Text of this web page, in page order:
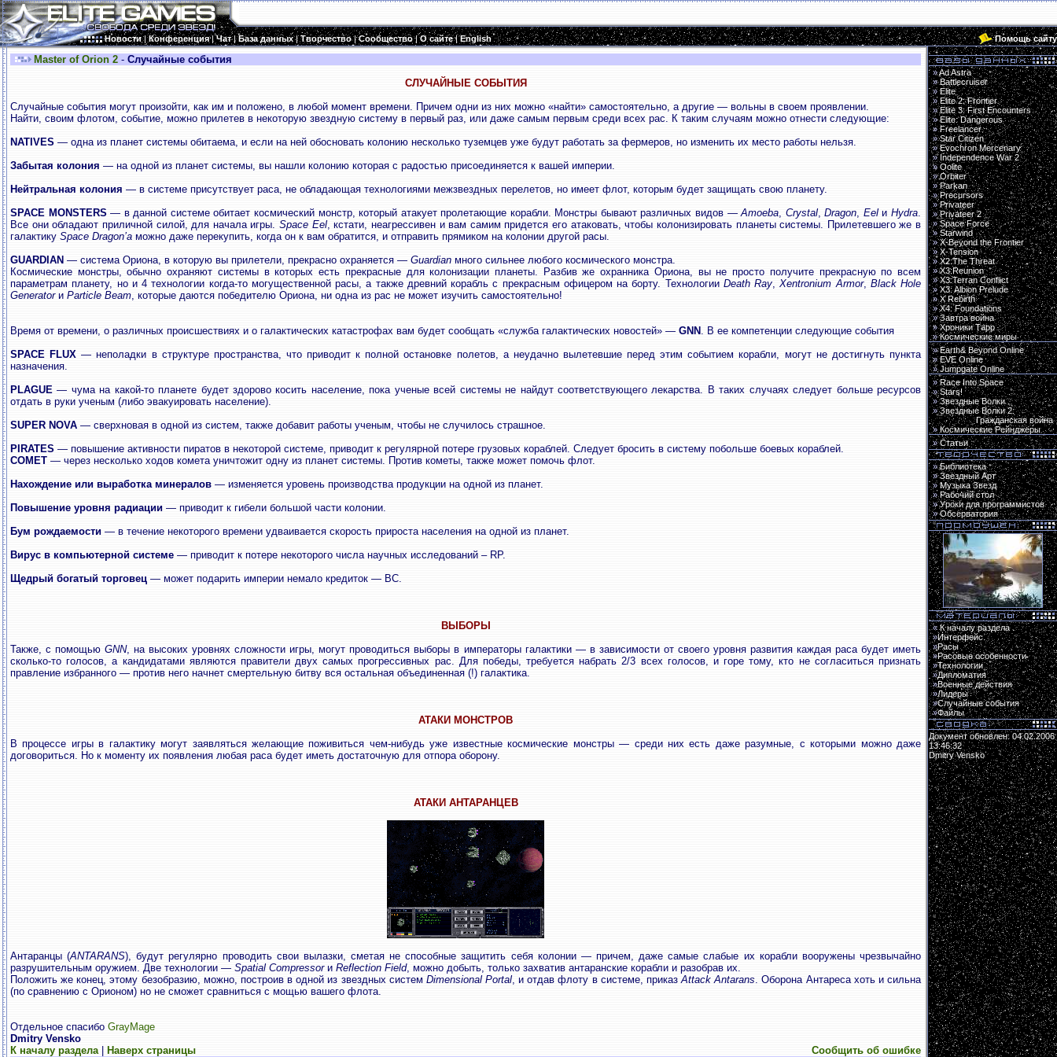
Новости|Конференция|Чат|База данных|Творчество|Сообщество|О сайте|English Помощь сайту
Master of Orion 2 - Случайные события
СЛУЧАЙНЫЕ СОБЫТИЯ
Случайные события могут произойти, как им и положено, в любой момент времени. Причем одни из них можно «найти» самостоятельно, а другие — вольны в своем проявлении.
Найти, своим флотом, событие, можно прилетев в некоторую звездную систему в первый раз, или даже самым первым среди всех рас. К таким случаям можно отнести следующие:
NATIVES — одна из планет системы обитаема, и если на ней обосновать колонию несколько туземцев уже будут работать за фермеров, но изменить их место работы нельзя.
Забытая колония — на одной из планет системы, вы нашли колонию которая с радостью присоединяется к вашей империи.
Нейтральная колония — в системе присутствует раса, не обладающая технологиями межзвездных перелетов, но имеет флот, которым будет защищать свою планету.
SPACE MONSTERS— в данной системе обитает космический монстр, который атакует пролетающие корабли. Монстры бывают различных видов —Amoeba, Crystal,Dragon, EelиHydra.
Все они обладают приличной силой, для начала игры. Space Eel, кстати, неагрессивен и вам самим придется его атаковать, чтобы колонизировать планеты системы. Прилетевшего же в
галактику Space Dragon’a можно даже перекупить, когда он к вам обратится, и отправить прямиком на колонии другой расы.
GUARDIAN — система Ориона, в которую вы прилетели, прекрасно охраняется — Guardian много сильнее любого космического монстра.
Космические монстры, обычно охраняют системы в которых есть прекрасные для колонизации планеты. Разбив же охранника Ориона, вы не просто получите прекрасную по всем
параметрам планету, но и 4 технологии когда-то могущественной расы, а также древний корабль с прекрасным офицером на борту. Технологии Death Ray,Xentronium Armor, Black Hole
Generatorи Particle Beam, которые даются победителю Ориона, ни одна из рас не может изучить самостоятельно!
Время от времени, о различных происшествиях и о галактических катастрофах вам будет сообщать «служба галактических новостей» — GNN . В ее компетенции следующие события
SPACE FLUX — неполадки в структуре пространства, что приводит к полной остановке полетов, а неудачно вылетевшие перед этим событием корабли, могут не достигнуть пункта
назначения.
PLAGUE — чума на какой-то планете будет здорово косить население, пока ученые всей системы не найдут соответствующего лекарства. В таких случаях следует больше ресурсов
отдать в руки ученым (либо эвакуировать население).
SUPER NOVA — сверхновая в одной из систем, также добавит работы ученым, чтобы не случилось страшное.
PIRATES — повышение активности пиратов в некоторой системе, приводит к регулярной потере грузовых кораблей. Следует бросить в систему побольше боевых кораблей.
COMET — через несколько ходов комета уничтожит одну из планет системы. Против кометы, также может помочь флот.
Нахождение или выработка минералов — изменяется уровень производства продукции на одной из планет.
Повышение уровня радиации — приводит к гибели большой части колонии.
Бум рождаемости — в течение некоторого времени удваивается скорость прироста населения на одной из планет.
Вирус в компьютерной системе — приводит к потере некоторого числа научных исследований – RP.
Щедрый богатый торговец — может подарить империи немало кредиток — BC.
ВЫБОРЫ
Также, с помощьюGNN, на высоких уровнях сложности игры, могут проводиться выборы в императоры галактики — в зависимости от своего уровня развития каждая раса будет иметь
сколько-то голосов, а кандидатами являются правители двух самых прогрессивных рас. Для победы, требуется набрать 2/3 всех голосов, и горе тому, кто не согласиться признать
правление избранного — против него начнет смертельную битву вся остальная объединенная (!) галактика.
АТАКИ МОНСТРОВ
В процессе игры в галактику могут заявляться желающие поживиться чем-нибудь уже известные космические монстры — среди них есть даже разумные, с которыми можно даже
договориться. Но к моменту их появления любая раса будет иметь достаточную для отпора оборону.
АТАКИ АНТАРАНЦЕВ
Антаранцы (ANTARANS), будут регулярно проводить свои вылазки, сметая не способные защитить себя колонии — причем, даже самые слабые их корабли вооружены чрезвычайно
разрушительным оружием. Две технологии — Spatial Compressorи Reflection Field, можно добыть, только захватив антаранские корабли и разобрав их.
Положить же конец, этому безобразию, можно, построив в одной из звездных систем Dimensional Portal, и отдав флоту в системе, приказAttack Antarans. Оборона Антареса хоть и сильна
(по сравнению с Орионом) но не сможет сравниться с мощью вашего флота.
Отдельное спасибо GrayMage
Dmitry Vensko
К началу раздела| Наверх страницы
Сообщить об ошибке
»Ad Astra
» Battlecruiser
» Elite
» Elite 2: Frontier
» Elite 3: First Encounters
» Elite: Dangerous
» Freelancer
» Star Citizen
» Evochron Mercenary
» Independence War 2
» Oolite
» Orbiter
» Parkan
» Precursors
» Privateer
» Privateer 2
» Space Force
» Starwind
» X-Beyond the Frontier
» X-Tension
» X2:The Threat
» X3:Reunion
» X3:Terran Conflict
» X3: Albion Prelude
» X Rebirth
» X4: Foundations
» Завтра война
» Хроники Тарр
» Космические миры
» Earth& Beyond Online
» EVE Online
» Jumpgate Online
» Race Into Space
» Stars!
» Звездные Волки
» Звездные Волки 2:
Гражданская война
» Космические Рейнджеры
» Статьи
» Библиотека
» Звездный Арт
» Музыка Звезд
» Рабочий стол
» Уроки для программистов
» Обсерватория
« К началу раздела
»Интерфейс
»Расы
»Расовые особенности
»Технологии
»Дипломатия
»Военные действия
»Лидеры
»Случайные события
»Файлы
Документ обновлен: 04.02.2006
13:46:32
Dmitry Vensko